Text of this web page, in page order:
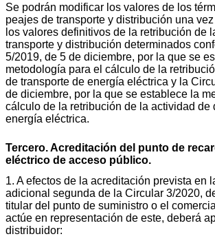
Se podrán modificar los valores de los
peajes de transporte y distribución una
los valores definitivos de la retribución de
transporte y distribución determinados
5/2019, de 5 de diciembre, por la que se
metodología para el cálculo de la
de transporte de energía eléctrica y la
de diciembre, por la que se establece la
cálculo de la retribución de la actividad de
energía eléctrica.
Tercero. Acreditación del punto de
eléctrico de acceso público.
1. A efectos de la acreditación prevista en
adicional segunda de la Circular 3/2020,
titular del punto de suministro o el
actúe en representación de este, deberá
distribuidor: